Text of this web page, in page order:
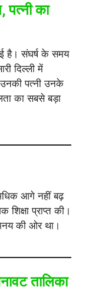
पत्नी का
है। संघर्ष के समय
दिल्ली में
पत्नी उनके
का सबसे बड़ा
आगे नहीं बढ़
प्राप्त की।
की ओर था।
तालिका